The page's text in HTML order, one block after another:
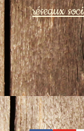
réseaux